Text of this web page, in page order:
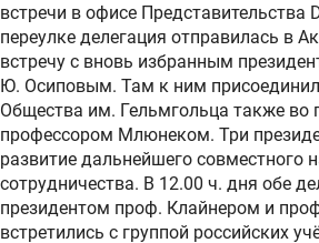
встречи в офисе Представительства
переулке делегация отправилась в
встречу с вновь избранным
Ю. Осиповым. Там к ним
Общества им. Гельмгольца также во
профессором Млюнеком. Три
развитие дальнейшего совместного
сотрудничества. В 12.00 ч. дня обе
президентом проф. Клайнером и
встретились с группой российских